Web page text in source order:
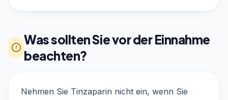
Was sollten Sie vor der Einnahme
beachten?
Nehmen Sie Tinzaparin nicht ein, wenn Sie